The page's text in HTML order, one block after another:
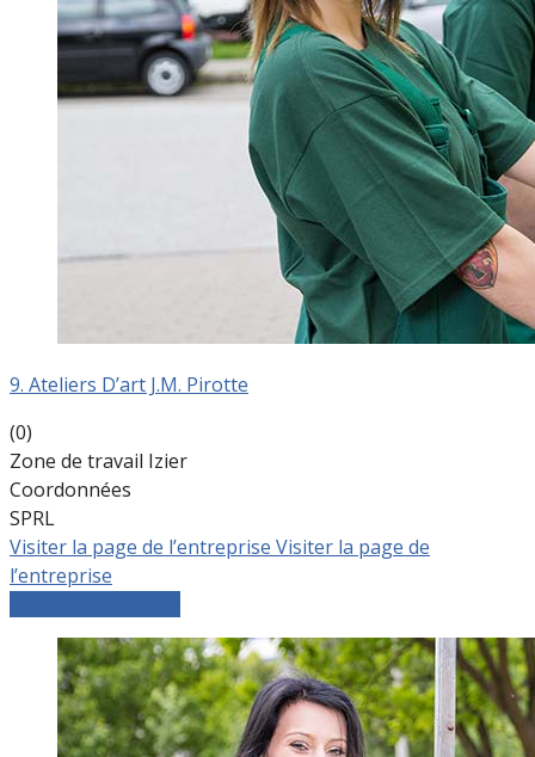
9. Ateliers D’art J.M. Pirotte
(0)
Zone de travail Izier
Coordonnées
SPRL
Visiter la page de l’entreprise Visiter la page de
l’entreprise